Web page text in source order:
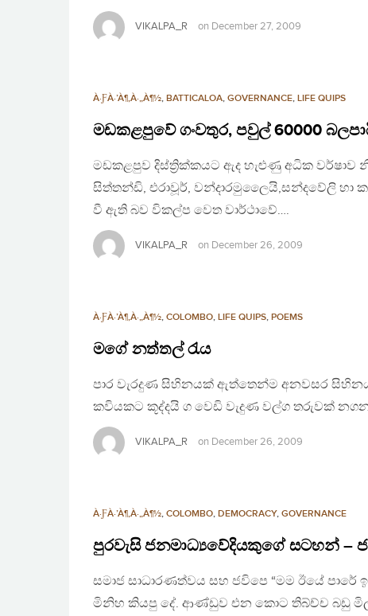
VIKALPA_R on December 27, 2009
À·ƑÀ·’À¶‚À·„À¶½, BATTICALOA, GOVERNANCE, LIFE QUIPS
මඩකළපුවේ ගංවතුර, පවුල් 60000
මඩකළපුව දිස්ත්‍රික්කයට ඇද හැළුණු අධික
සිත්තන්ඩි, එරාවූර්, වන්දාරමුලෛයි,සන්දවේලි හා
වී ඇති බව විකල්ප වෙත වාර්ථාවේ….
VIKALPA_R on December 26, 2009
À·ƑÀ·’À¶‚À·„À¶½, COLOMBO, LIFE QUIPS, POEMS
මගේ නත්තල් රැය
පාර වැරදුණ සිහිනයක් ඇත්තෙන්ම අනවසර
කවියකට කූද්දයි ග වෙඩි වැදුණ වල්ග තරුවක්
VIKALPA_R on December 26, 2009
À·ƑÀ·’À¶‚À·„À¶½, COLOMBO, DEMOCRACY, GOVERNANCE
පුරවැසි ජනමාධ්‍යවේදියකුගේ සටහන් –
සමාජ සාධාරණත්වය සහ ජවිපෙ “මම ඊයේ
මිනිහ කියපු දේ. ආණ්ඩුව එන කොට තිබ්ච්ච බඩු